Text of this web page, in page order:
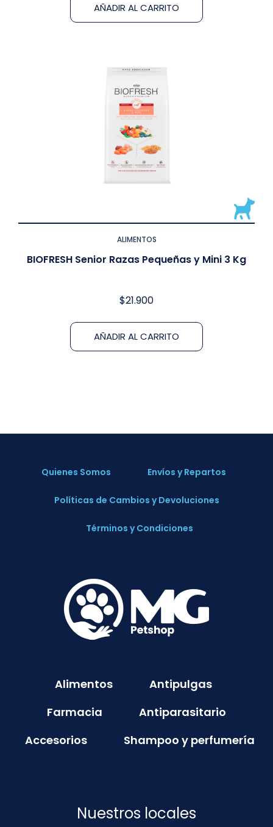
AÑADIR AL CARRITO
ALIMENTOS
BIOFRESH Senior Razas Pequeñas y Mini 3 Kg
$21.900
AÑADIR AL CARRITO
Quienes Somos Envíos y Repartos
Políticas de Cambios y Devoluciones
Términos y Condiciones
Alimentos
Antipulgas
Farmacia
Antiparasitario
Accesorios
Shampoo y perfumería
Nuestros locales